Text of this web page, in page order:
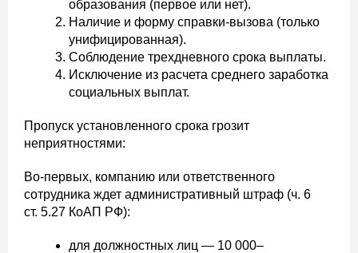
образования (первое или нет).
Наличие и форму справки-вызова (только
унифицированная).
Соблюдение трехдневного срока выплаты.
Исключение из расчета среднего заработка
социальных выплат.
Пропуск установленного срока грозит
неприятностями:
Во‑первых, компанию или ответственного
сотрудника ждет административный штраф (ч. 6
ст. 5.27 КоАП РФ):
для должностных лиц — 10 000–